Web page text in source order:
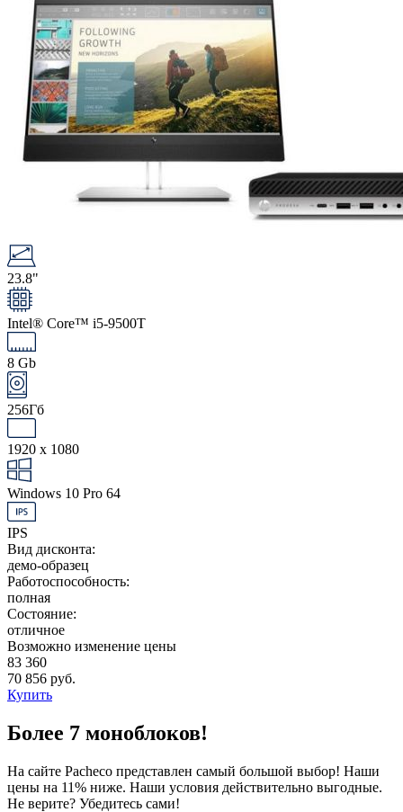
23.8"
Intel® Core™ i5-9500T
8 Gb
256Гб
1920 x 1080
Windows 10 Pro 64
IPS
Вид дисконта:
демо-образец
Работоспособность:
полная
Состояние:
отличное
Возможно изменение цены
83 360
70 856 руб.
Купить
Более 7 моноблоков!
На сайте Pacheco представлен самый большой выбор! Наши
цены на 11% ниже. Наши условия действительно выгодные.
Не верите? Убедитесь сами!